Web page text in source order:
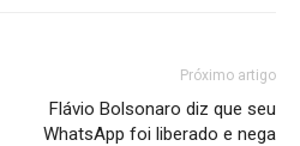
Próximo artigo
Flávio Bolsonaro diz que seu
WhatsApp foi liberado e nega